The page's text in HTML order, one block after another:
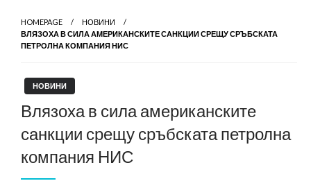
HOMEPAGE
НОВИНИ
ВЛЯЗОХА В СИЛА АМЕРИКАНСКИТЕ САНКЦИИ СРЕЩУ СРЪБСКАТА
ПЕТРОЛНА КОМПАНИЯ НИС
НОВИНИ
Влязоха в сила американските
санкции срещу сръбската петролна
компания НИС